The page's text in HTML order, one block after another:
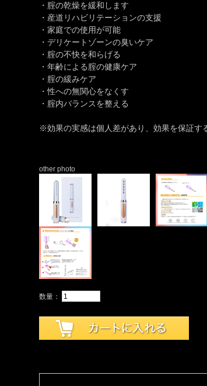
・腟の乾燥を緩和します
・産道リハビリテーションの支援
・家庭での使用が可能
・デリケートゾーンの臭いケア
・腟の不快を和らげる
・年齢による腟の健康ケア
・腟の緩みケア
・性への無関心をなくす
・腟内バランスを整える
※効果の実感は個人差があり、効果を保証す
other photo
数量：